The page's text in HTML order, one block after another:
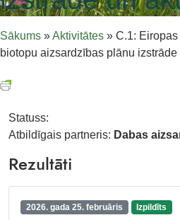
Sākums »Aktivitātes » C.1:
biotopu aizsardzības plānu
Statuss:
Atbildīgais partneris: Dabas
Rezultāti
2026. gada 25. februāris Izpildīts